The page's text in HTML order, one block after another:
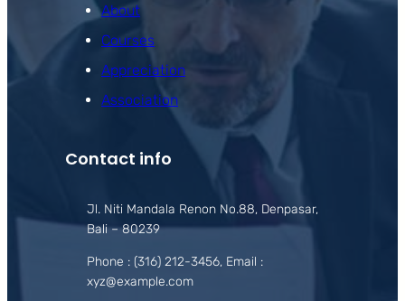
About
Courses
Appreciation
Association
Contact info
Jl. Niti Mandala Renon No.88, Denpasar,
Bali – 80239
Phone : (316) 212-3456, Email :
xyz@example.com